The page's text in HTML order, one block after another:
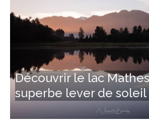
Découvrir le lac
superbe lever de soleil